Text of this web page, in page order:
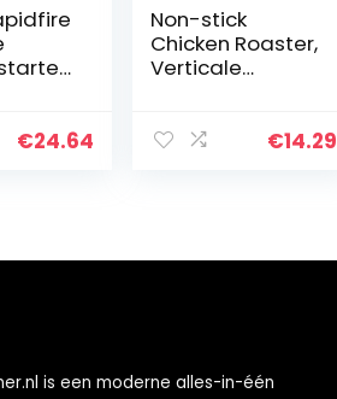
€24.64
Non-stick
Chicken Roaster,
Verticale
Accessoires€14.29
is een moderne alles-in-één